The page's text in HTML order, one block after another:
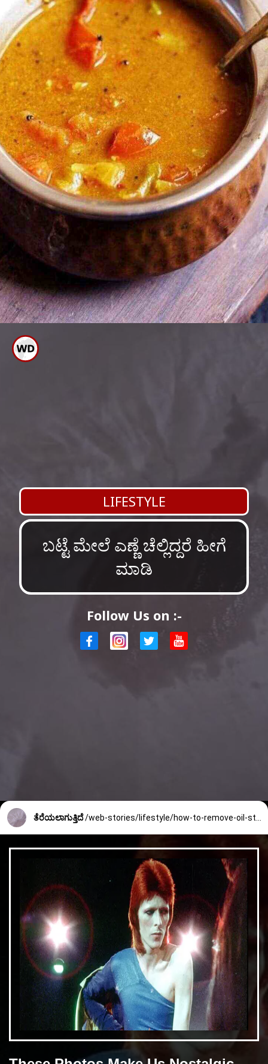
LIFESTYLE
ಬಟ್ಟೆ ಮೇಲೆ ಎಣ್ಣೆ ಚೆಲ್ಲಿದ್ದರೆ ಹೀಗೆ
ಮಾಡಿ
Follow Us on :-
ತೆರೆಯಲಾಗುತ್ತಿದೆ